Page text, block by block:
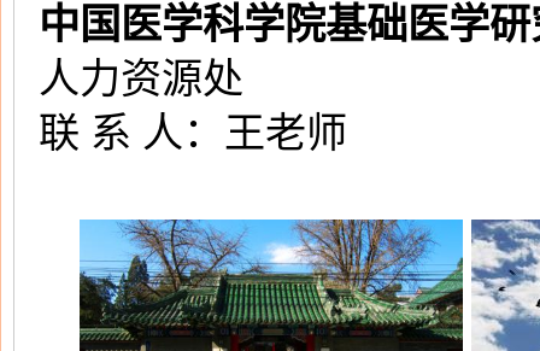
中国医学科学院基础医学
人力资源处
联 系 人：王老师